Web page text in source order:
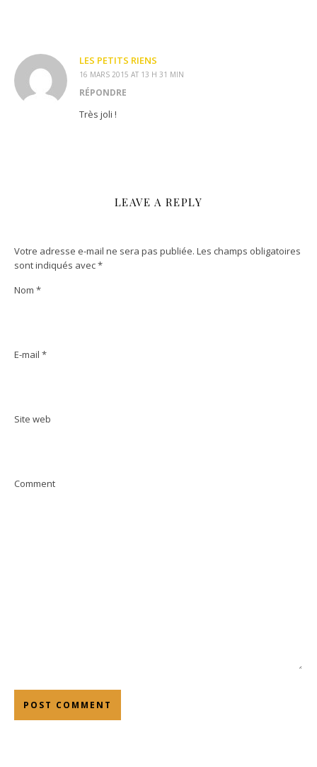
LES PETITS RIENS
16 MARS 2015 AT 13 H 31 MIN
RÉPONDRE
Très joli !
LEAVE A REPLY
Votre adresse e-mail ne sera pas publiée. Les champs obligatoires
sont indiqués avec*
Nom *
E-mail *
Site web
Comment